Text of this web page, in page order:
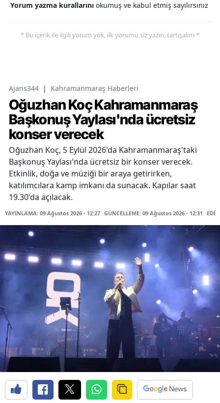
Yorum yazma kurallarını okumuş ve kabul etmiş sayılırsınız
* Bu içerik ile ilgili yorum yok, ilk yorumu siz yazın, tartışalım *
Ajans344 | Kahramanmaraş Haberleri
Oğuzhan Koç Kahramanmaraş
Başkonuş Yaylası'nda ücretsiz
konser verecek
Oğuzhan Koç, 5 Eylül 2026'da Kahramanmaraş'taki
Başkonuş Yaylası'nda ücretsiz bir konser verecek.
Etkinlik, doğa ve müziği bir araya getirirken,
katılımcılara kamp imkanı da sunacak. Kapılar saat
19.30'da açılacak.
YAYINLAMA: 09 Ağustos 2026 - 12:27 GÜNCELLEME: 09 Ağustos 2026 - 12:31